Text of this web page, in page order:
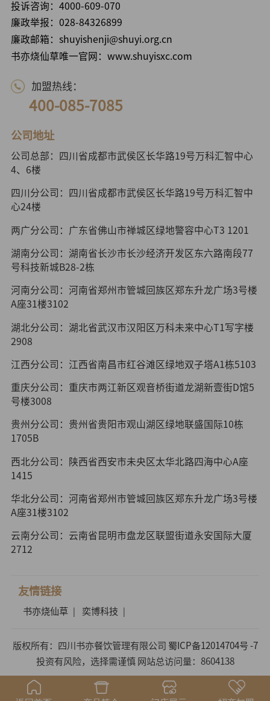
投诉咨询： 4000-609-070
廉政举报： 028-84326899
廉政邮箱：shuyishenji@shuyi.org.cn
书亦烧仙草唯一官网：www.shuyisxc.com
加盟热线：
400-085-7085
公司地址
公司总部：四川省成都市武侯区长华路19号万科汇智中心
4、6楼
四川分公司：四川省成都市武侯区长华路19号万科汇智中
心24楼
两广分公司：广东省佛山市禅城区绿地警容中心T3 1201
湖南分公司：湖南省长沙市长沙经济开发区东六路南段77
号科技新城B28-2栋
河南分公司：河南省郑州市管城回族区郑东升龙广场3号楼
A座31楼3102
湖北分公司：湖北省武汉市汉阳区万科未来中心T1写字楼
2908
江西分公司：江西省南昌市红谷滩区绿地双子塔A1栋5103
重庆分公司：重庆市两江新区观音桥街道龙湖新壹街D馆5
号楼3008
贵州分公司：贵州省贵阳市观山湖区绿地联盛国际10栋
1705B
西北分公司：陕西省西安市未央区太华北路四海中心A座
1415
华北分公司：河南省郑州市管城回族区郑东升龙广场3号楼
A座31楼3102
云南分公司：云南省昆明市盘龙区联盟街道永安国际大厦
2712
友情链接
书亦烧仙草 奕博科技
版权所有：四川书亦餐饮管理有限公司 蜀ICP备12014704号 -7
投资有风险，选择需谨慎 网站总访问量：8604138